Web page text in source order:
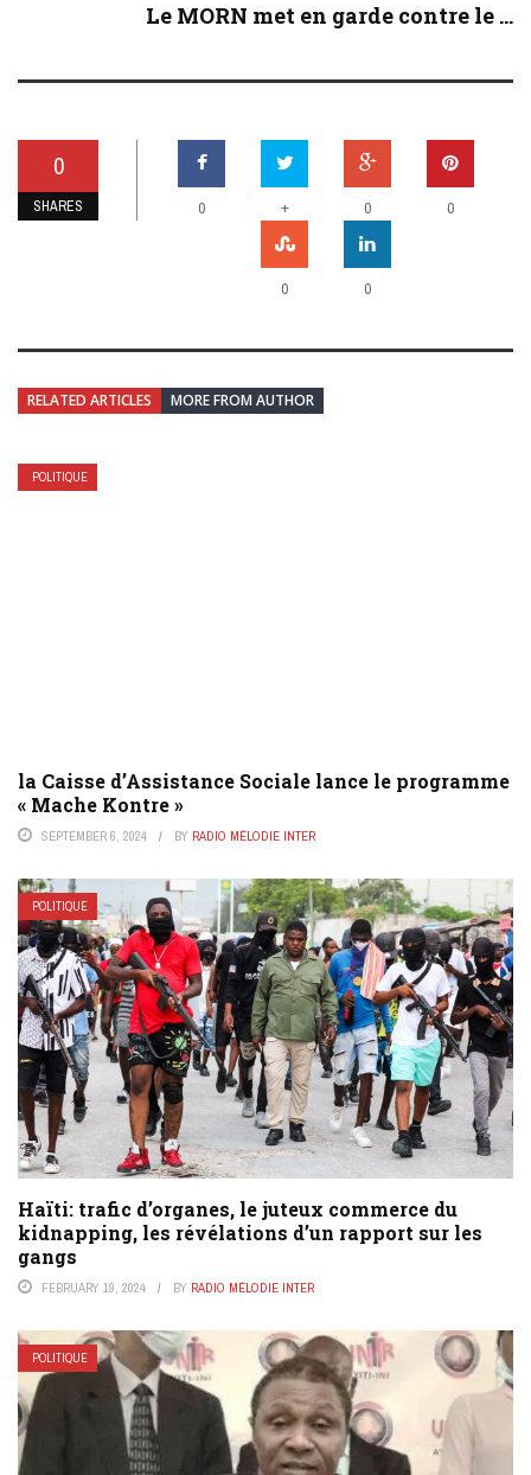
Le MORN met en garde contre le ...
0
SHARES 0 + 0 0
0 0
RELATED ARTICLES MORE FROM AUTHOR
POLITIQUE
la Caisse d’Assistance Sociale lance le programme
« Mache Kontre »
SEPTEMBER 6, 2024 BY RADIO MÉLODIE INTER
POLITIQUE
Haïti: trafic d’organes, le juteux commerce du
kidnapping, les révélations d’un rapport sur les
gangs
FEBRUARY 19, 2024 BY RADIO MÉLODIE INTER
POLITIQUE